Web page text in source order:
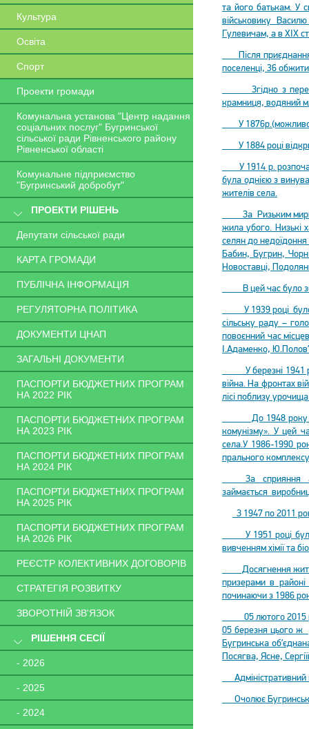
Культура
Освіта
Спорт
Проекти громади
Комунальна установа "Центр надання
соціальних послуг" Бугринської
сільської ради Рівненського району
Рівненської області
Комунальне підприємство
"Бугринський добробут"
ПРОЕКТИ РІШЕНЬ
Депутати сільської ради
КАРТА ГРОМАДИ
ПУБЛІЧНА ІНФОРМАЦІЯ
РЕГУЛЯТОРНА ПОЛІТИКА
ДОКУМЕНТИ ЦНАП
ЗАГАЛЬНІ ДОКУМЕНТИ
ПАСПОРТИ БЮДЖЕТНИХ ПРОГРАМ
НА 2022 РІК
ПАСПОРТИ БЮДЖЕТНИХ ПРОГРАМ
НА 2023 РІК
ПАСПОРТИ БЮДЖЕТНИХ ПРОГРАМ
НА 2024 РІК
ПАСПОРТИ БЮДЖЕТНИХ ПРОГРАМ
НА 2025 РІК
ПАСПОРТИ БЮДЖЕТНИХ ПРОГРАМ
НА 2026 РІК
РЕЄСТР КОЛЕКТИВНИХ ДОГОВОРІВ
СТРАТЕГІЯ РОЗВИТКУ
ЗВОРОТНІЙ ЗВ'ЯЗОК
РІШЕННЯ СЕСІЇ
- 2026
- 2025
- 2024
та його батькам. У
військовику
Гулевичам, а в ХІХ
Після приєднання
поселенці, 36
Згідно з
крамниця, водяний
У 1876р.(можливо
У 1884 році
У 1914 р.
була однією з
жителів села.
За Ризьким
жила убого. Низькі
селян до недоїдоння
Бабин, Бугрин,
Новоставці,
В цей час було
У 1939 році було
сільську раду –
повоєнний час
І.Адаменко,
У березні 1941
війна. На фронтах
лісі поблизу
До 1948 року
комунізму». У цей
села.У 1986-1990
прального
За сприяння
займається
З 1947 по 2011
У 1951 році було
вивченням хімії та
Досягнення
призерами в районі
починаючи з 1986
05 лютого 2015
05 березня цього ж
Бугринська
Посягва, Ясне,
Очолює